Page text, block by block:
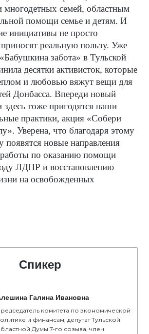
многодетных семей, областным
помощи семье и детям. И
инициативы не просто
реальную пользу. Уже
забота» в Тульской
десятки активисток, которые
и любовью вяжут вещи для
Донбасса. Впереди новый
тоже пригодятся наши
практики, акция «Собери
Уверена, что благодаря этому
появятся новые направления
по оказанию помощи
ЛДНР и восстановлению
на освобожденных
Спикер
Галина Ивановна
комитета по экономической
и финансам, депутат Тульской
Думы 7-го созыва, член